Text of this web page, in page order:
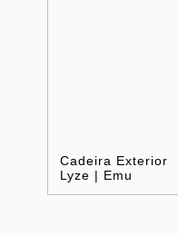
Cadeira Exterior
Lyze | Emu